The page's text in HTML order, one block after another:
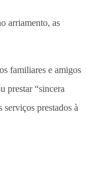
arriamento, as
familiares e amigos
prestar “sincera
serviços prestados à